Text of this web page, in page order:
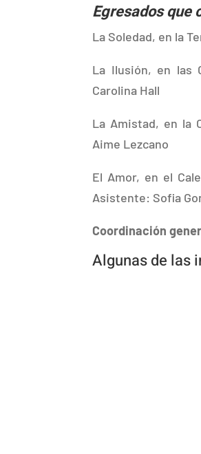
Egresados que
La Soledad, en la
La Ilusión, en las
Carolina Hall
La Amistad, en la
Aime Lezcano
El Amor, en el
Asistente: Sofia
Coordinación
Algunas de las